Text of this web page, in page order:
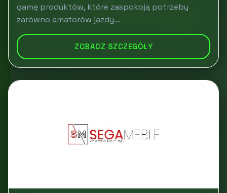
gamę produktów, które zaspokoją potrzeby
zarówno amatorów jazdy...
ZOBACZ SZCZEGÓŁY